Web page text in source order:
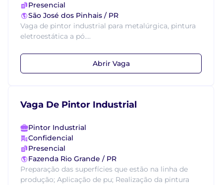
Presencial
São José dos Pinhais / PR
Vaga de pintor industrial para metalúrgica, pintura
eletroestática a pó....
Abrir Vaga
Vaga De Pintor Industrial
Pintor Industrial
Confidencial
Presencial
Fazenda Rio Grande / PR
Preparação das superfícies que estão na linha de
produção; Aplicação de pu; Realização da pintura